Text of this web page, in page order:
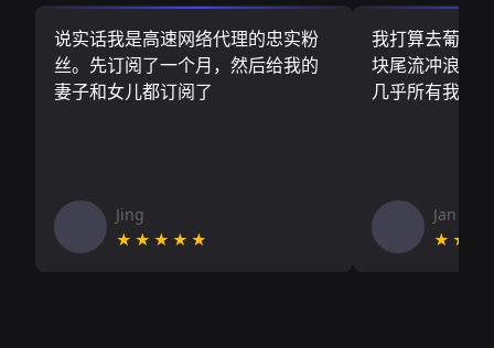
说实话我是高速网络代理的忠实粉
丝。先订阅了一个月，然后给我的
妻子和女儿都订阅了
Jing
★★★★★
我打算去葡萄
块尾流冲浪板
几乎所有我需
Jan V